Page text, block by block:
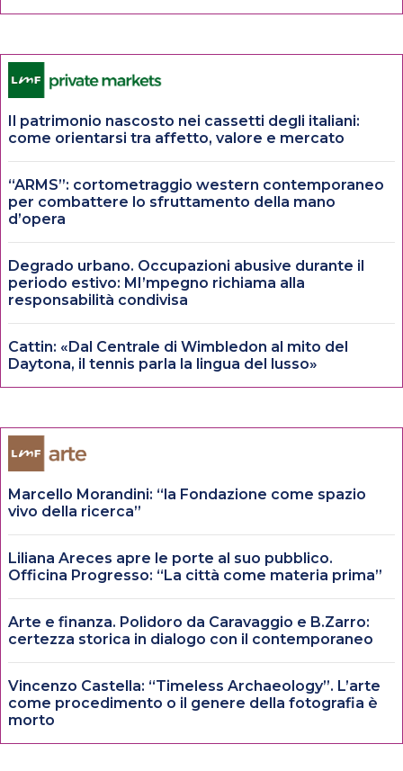
Il patrimonio nascosto nei cassetti degli italiani:
come orientarsi tra affetto, valore e mercato
“ARMS”: cortometraggio western contemporaneo
per combattere lo sfruttamento della mano
d’opera
Degrado urbano. Occupazioni abusive durante il
periodo estivo: MI’mpegno richiama alla
responsabilità condivisa
Cattin: «Dal Centrale di Wimbledon al mito del
Daytona, il tennis parla la lingua del lusso»
Marcello Morandini: “la Fondazione come spazio
vivo della ricerca”
Liliana Areces apre le porte al suo pubblico.
Officina Progresso: “La città come materia prima”
Arte e finanza. Polidoro da Caravaggio e B.Zarro:
certezza storica in dialogo con il contemporaneo
Vincenzo Castella: “Timeless Archaeology”. L’arte
come procedimento o il genere della fotografia è
morto